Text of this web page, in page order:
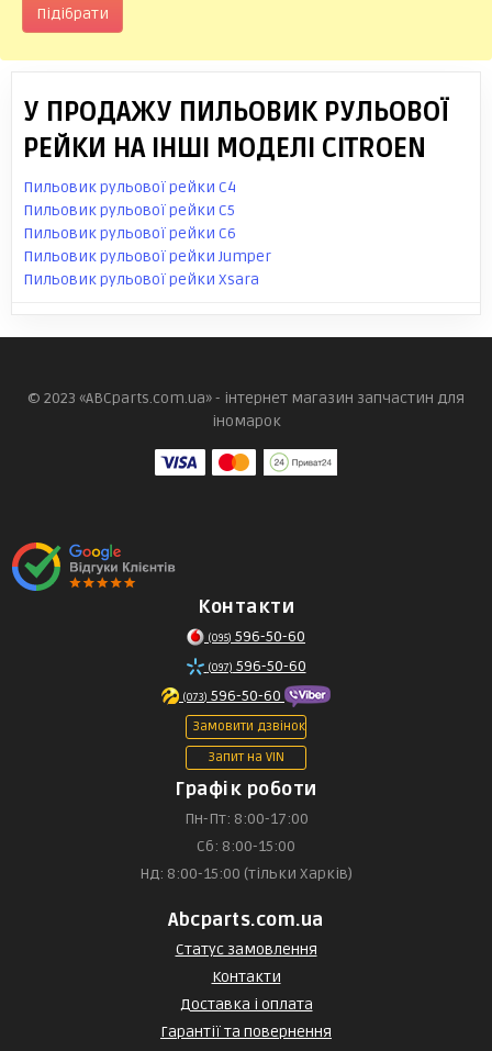
Підібрати
У ПРОДАЖУ ПИЛЬОВИК РУЛЬОВОЇ
РЕЙКИ НА ІНШІ МОДЕЛІ CITROEN
Пильовик рульової рейки C4
Пильовик рульової рейки C5
Пильовик рульової рейки C6
Пильовик рульової рейки Jumper
Пильовик рульової рейки Xsara
© 2023 «ABCparts.com.ua» - інтернет магазин запчастин для
іномарок
Контакти
(095) 596-50-60
(097) 596-50-60
(073) 596-50-60
Замовити дзвінок
Запит на VIN
Графік роботи
Пн-Пт: 8:00-17:00
Сб: 8:00-15:00
Нд: 8:00-15:00 (тільки Харків)
Abcparts.com.ua
Статус замовлення
Контакти
Доставка і оплата
Гарантії та повернення